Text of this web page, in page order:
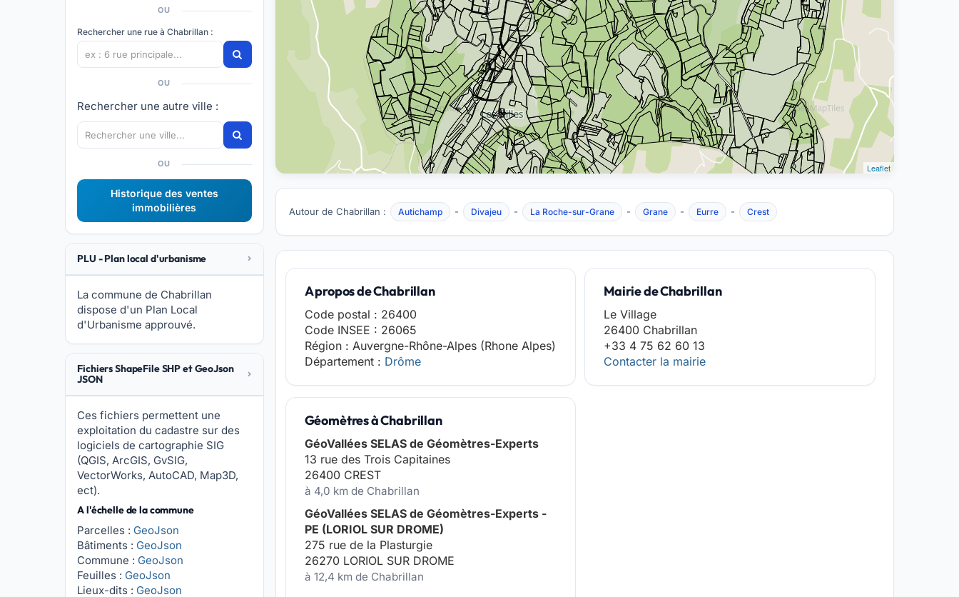
OU
Rechercher une rue à Chabrillan :
OU
Rechercher une autre ville :
OU
Historique des ventes
immobilières
PLU - Plan local d'urbanisme
La commune de Chabrillan
dispose d'un Plan Local
d'Urbanisme approuvé.
Fichiers ShapeFile SHP et GeoJson
JSON
Ces fichiers permettent une
exploitation du cadastre sur des
logiciels de cartographie SIG
(QGIS, ArcGIS, GvSIG,
VectorWorks, AutoCAD, Map3D,
ect).
A l'échelle de la commune
Parcelles : GeoJson
Bâtiments : GeoJson
Commune : GeoJson
Feuilles : GeoJson
Lieux-dits : GeoJson
Leaflet
Autour de Chabrillan : Autichamp - Divajeu - La Roche-sur-Grane - Grane - Eurre - Crest
A propos de Chabrillan
Code postal : 26400
Code INSEE : 26065
Région : Auvergne-Rhône-Alpes (Rhone Alpes)
Département : Drôme
Mairie de Chabrillan
Le Village
26400 Chabrillan
+33 4 75 62 60 13
Contacter la mairie
Géomètres à Chabrillan
GéoVallées SELAS de Géomètres-Experts
13 rue des Trois Capitaines
26400 CREST
à 4,0 km de Chabrillan
GéoVallées SELAS de Géomètres-Experts -
PE (LORIOL SUR DROME)
275 rue de la Plasturgie
26270 LORIOL SUR DROME
à 12,4 km de Chabrillan